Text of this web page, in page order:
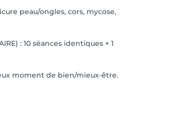
peau/ongles, cors, mycose,
: 10 séances identiques + 1
moment de bien/mieux-être.